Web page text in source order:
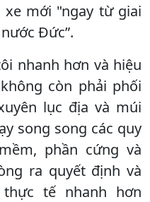
mới "ngay từ giai
Đức”.
nhanh hơn và hiệu
còn phải phối
lục địa và múi
song song các quy
phần cứng và
ra quyết định và
tế nhanh hơn